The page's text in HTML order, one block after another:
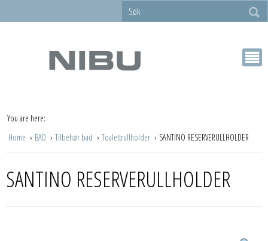
You are here:
Home
BAD Tilbehør bad Toalettrullholder SANTINO RESERVERULLHOLDER
SANTINO RESERVERULLHOLDER